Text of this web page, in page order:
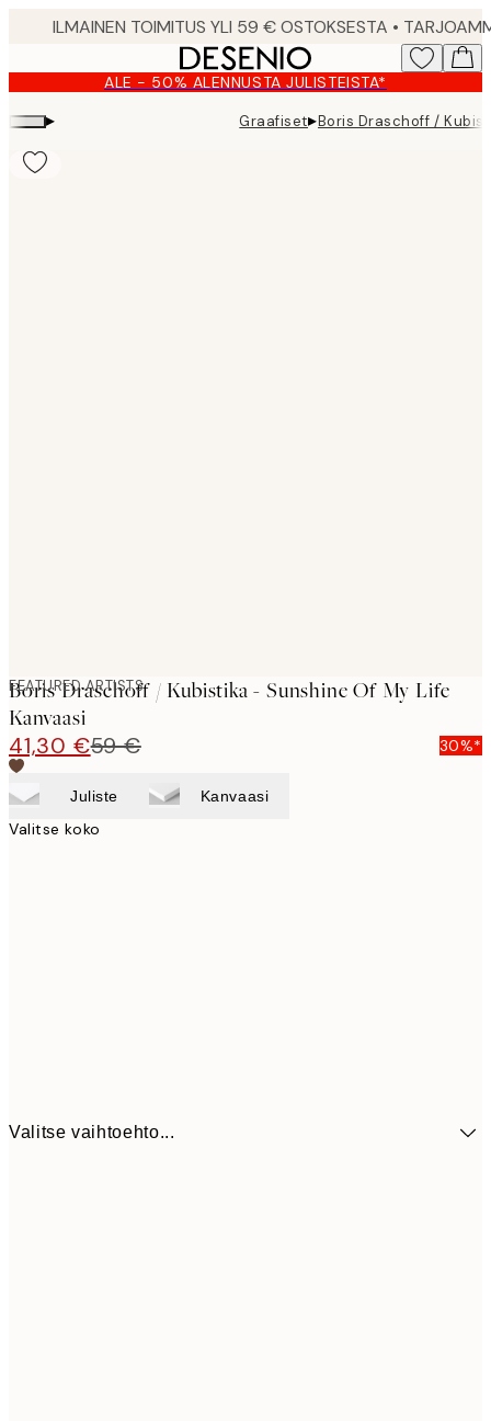
content.
ALE - 50% ALENNUSTA JULISTEISTA*
▸ Graafiset▸Boris Draschoff /
FEATURED ARTISTS
Boris Draschoff / Kubistika - Sunshine Of My Life
Kanvaasi
41,30 €59 € 30%*
Juliste Kanvaasi
Valitse koko
Valitse vaihtoehto...